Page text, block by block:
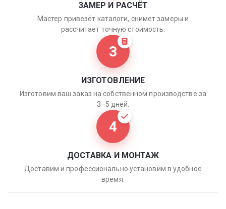
ЗАМЕР И РАСЧЁТ
Мастер привезёт каталоги, снимет замеры и
рассчитает точную стоимость.
3
ИЗГОТОВЛЕНИЕ
Изготовим ваш заказ на собственном производстве за
3–5 дней.
4
ДОСТАВКА И МОНТАЖ
Доставим и профессионально установим в удобное
время.